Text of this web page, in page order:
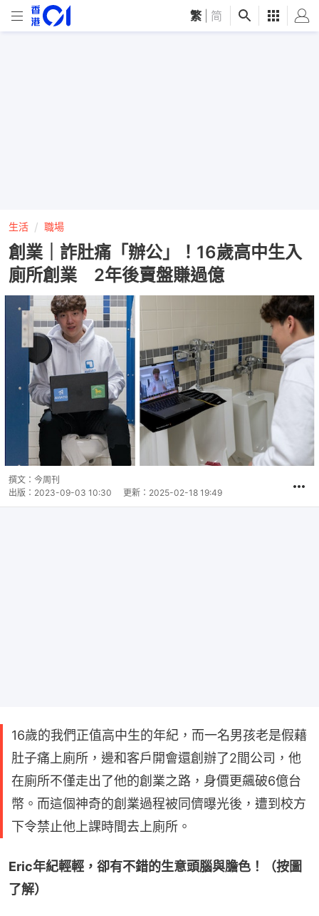
繁 简
生活 職場
創業｜詐肚痛「辦公」！16歲高中生入
廁所創業 2年後賣盤賺過億
撰文： 今周刊
出版： 2023-09-03 10:30 更新： 2025-02-18 19:49
16歲的我們正值高中生的年紀，而一名男孩老是假藉
肚子痛上廁所，邊和客戶開會還創辦了2間公司，他
在廁所不僅走出了他的創業之路，身價更飆破6億台
幣。而這個神奇的創業過程被同儕曝光後，遭到校方
下令禁止他上課時間去上廁所。
Eric年紀輕輕，卻有不錯的生意頭腦與膽色！（按圖
了解）